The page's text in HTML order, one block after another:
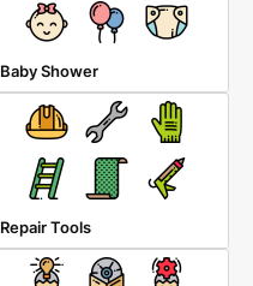
Baby Shower
Repair Tools